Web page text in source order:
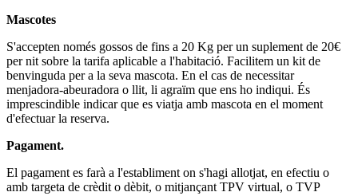
Mascotes
S'accepten només gossos de fins a 20 Kg per un suplement de 20€
per nit sobre la tarifa aplicable a l'habitació. Facilitem un kit de
benvinguda per a la seva mascota. En el cas de necessitar
menjadora-abeuradora o llit, li agraïm que ens ho indiqui. És
imprescindible indicar que es viatja amb mascota en el moment
d'efectuar la reserva.
Pagament.
El pagament es farà a l'establiment on s'hagi allotjat, en efectiu o
amb targeta de crèdit o dèbit, o mitjançant TPV virtual, o TVP